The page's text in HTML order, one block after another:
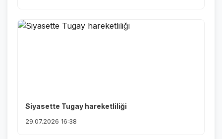
Siyasette Tugay hareketliliği
29.07.2026 16:38